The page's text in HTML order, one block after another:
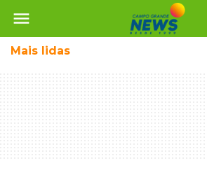
menu
Mais lidas